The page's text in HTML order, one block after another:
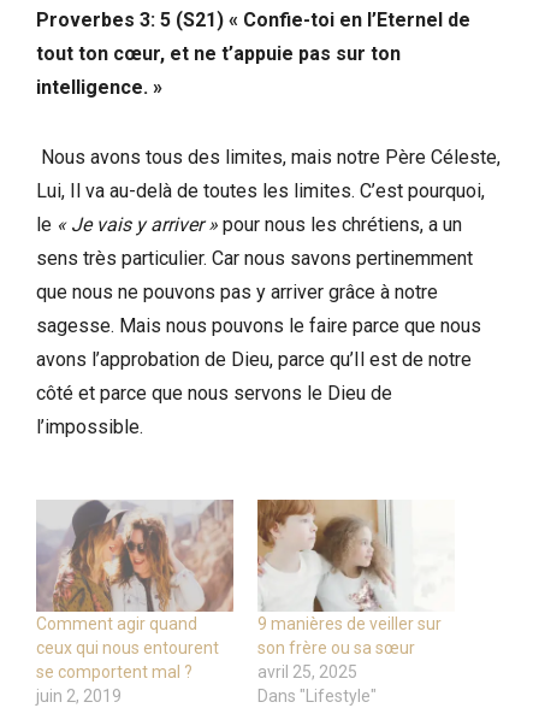
Proverbes 3: 5 (S21) « Confie-toi en l’Eternel de
tout ton cœur, et ne t’appuie pas sur ton
intelligence. »
Nous avons tous des limites, mais notre Père Céleste,
Lui, Il va au-delà de toutes les limites. C’est pourquoi,
le « Je vais y arriver » pour nous les chrétiens, a un
sens très particulier. Car nous savons pertinemment
que nous ne pouvons pas y arriver grâce à notre
sagesse. Mais nous pouvons le faire parce que nous
avons l’approbation de Dieu, parce qu’Il est de notre
côté et parce que nous servons le Dieu de
l’impossible.
Comment agir quand
ceux qui nous entourent
se comportent mal ?
juin 2, 2019
9 manières de veiller sur
son frère ou sa sœur
avril 25, 2025
Dans "Lifestyle"